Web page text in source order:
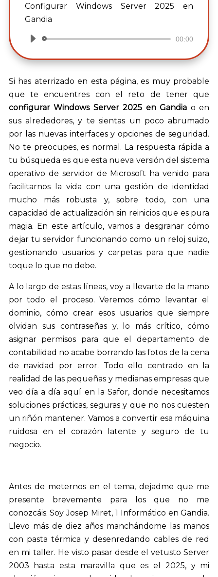
Configurar Windows Server 2025 en
Gandia
Reproductor
audio
00:00
Si has aterrizado en esta página, es muy probable
que te encuentres con el reto de tener que
configurar Windows Server 2025 en Gandia o en
sus alrededores, y te sientas un poco abrumado
por las nuevas interfaces y opciones de seguridad.
No te preocupes, es normal. La respuesta rápida a
tu búsqueda es que esta nueva versión del sistema
operativo de servidor de Microsoft ha venido para
facilitarnos la vida con una gestión de identidad
mucho más robusta y, sobre todo, con una
capacidad de actualización sin reinicios que es pura
magia. En este artículo, vamos a desgranar cómo
dejar tu servidor funcionando como un reloj suizo,
gestionando usuarios y carpetas para que nadie
toque lo que no debe.
A lo largo de estas líneas, voy a llevarte de la mano
por todo el proceso. Veremos cómo levantar el
dominio, cómo crear esos usuarios que siempre
olvidan sus contraseñas y, lo más crítico, cómo
asignar permisos para que el departamento de
contabilidad no acabe borrando las fotos de la cena
de navidad por error. Todo ello centrado en la
realidad de las pequeñas y medianas empresas que
veo día a día aquí en la Safor, donde necesitamos
soluciones prácticas, seguras y que no nos cuesten
un riñón mantener. Vamos a convertir esa máquina
ruidosa en el corazón latente y seguro de tu
negocio.
Antes de meternos en el tema, dejadme que me
presente brevemente para los que no me
conozcáis. Soy Josep Miret, 1 Informático en Gandia.
Llevo más de diez años manchándome las manos
con pasta térmica y desenredando cables de red
en mi taller. He visto pasar desde el vetusto Server
2003 hasta esta maravilla que es el 2025, y mi